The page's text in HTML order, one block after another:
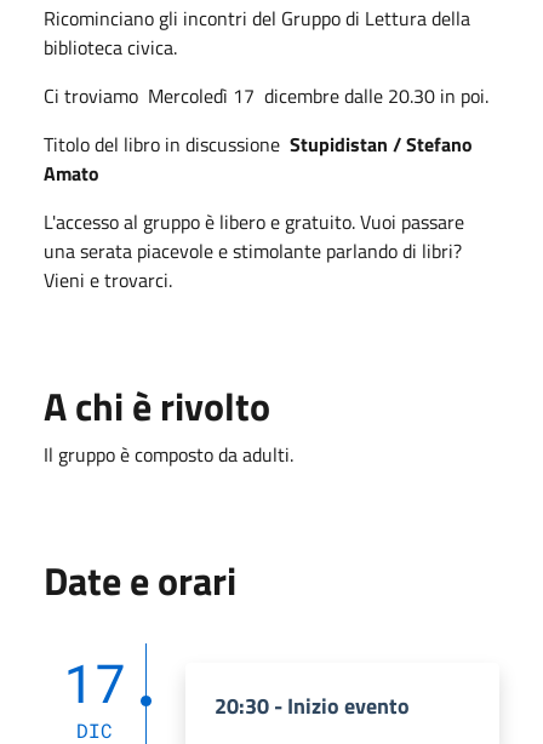
Ricominciano gli incontri del Gruppo di Lettura della
biblioteca civica.
Ci troviamo Mercoledì 17 dicembre dalle 20.30 in poi.
Titolo del libro in discussione Stupidistan / Stefano
Amato
L'accesso al gruppo è libero e gratuito. Vuoi passare
una serata piacevole e stimolante parlando di libri?
Vieni e trovarci.
A chi è rivolto
Il gruppo è composto da adulti.
Date e orari
17
DIC
20:30 - Inizio evento